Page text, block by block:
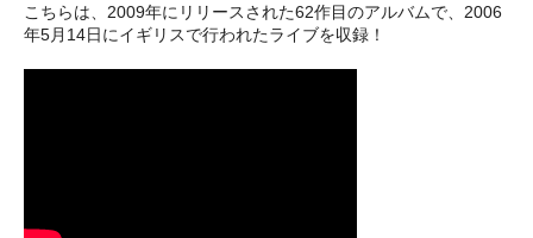
こちらは、2009年にリリースされた62作目のアルバムで、2006
年5月14日にイギリスで行われたライブを収録！